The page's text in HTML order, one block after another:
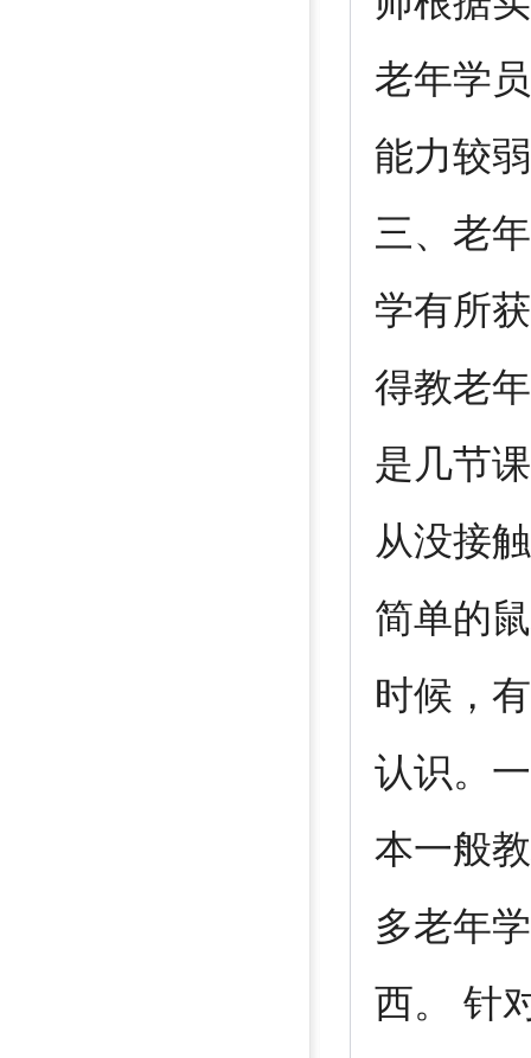
老年学
能力较
三、老
学有所
得教老
是几节
从没接
简单的
时候，
认识。
本一般
多老年
西。 针